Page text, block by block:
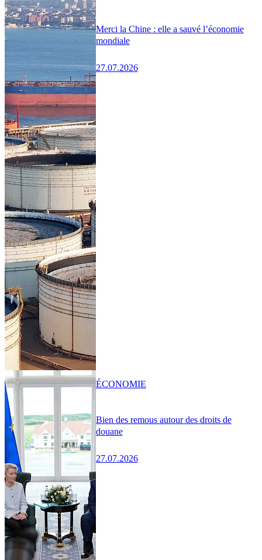
Merci la Chine : elle a sauvé l’économie
mondiale
27.07.2026
Bien des remous autour des droits de
douane
27.07.2026
ÉCONOMIE